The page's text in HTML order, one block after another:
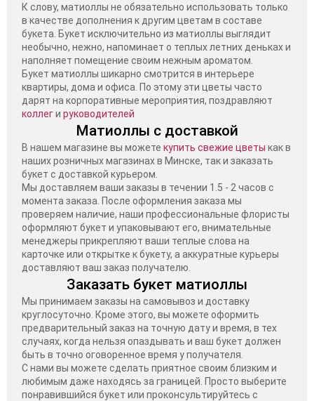
К слову, матиоллы не обязательно использовать только
в качестве дополнения к другим цветам в составе
букета. Букет исключительно из матиоллы выглядит
необычно, нежно, напоминает о теплых летних деньках и
наполняет помещение своим нежным ароматом.
Букет матиоллы шикарно смотрится в интерьере
квартиры, дома и офиса. По этому эти цветы часто
дарят на корпоративные мероприятия, поздравляют
коллегируководителей
Матиоллы с доставкой
В нашем магазине вы можетекупить свежие цветы как в
наших розничных магазинах в Минске, так и заказать
букет с доставкой курьером.
Мы доставляем ваши заказы в течении 1.5 - 2 часов с
момента заказа. После оформления заказа мы
проверяем наличие, наши профессиональные флористы
оформляют букет и упаковывают его, внимательные
менеджеры прикрепляют ваши теплые слова на
карточке или открытке к букету, а аккуратные курьеры
доставляют ваш заказ получателю.
Заказать букет матиоллы
Мы принимаем заказы на самовывоз и доставку
круглосуточно. Кроме этого, вы можете оформить
предварительный заказ на точную дату и время, в тех
случаях, когда нельзя опаздывать и ваш букет должен
быть в точно оговоренное время у получателя.
С нами вы можете сделать приятное своим близким и
любимым даже находясь за границей. Просто выберите
понравившийся букет или проконсультируйтесь с